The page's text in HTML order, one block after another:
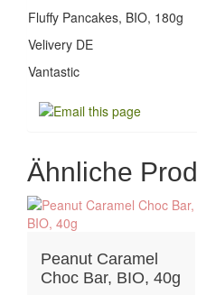
Fluffy Pancakes, BIO, 180g
Velivery DE
Vantastic
Ähnliche
Peanut Caramel
Choc Bar, BIO, 40g